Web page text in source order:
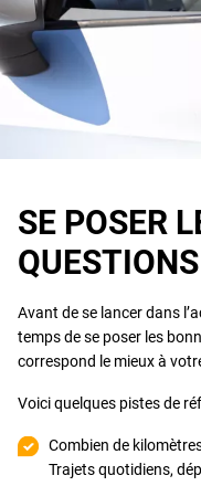
SE POSER
QUESTIONS
Avant de se lancer dans
temps de se poser les
correspond le mieux à
Voici quelques pistes de
Combien de
Trajets quotidiens,